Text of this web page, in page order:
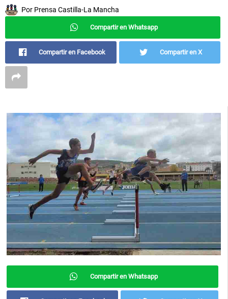
Por Prensa Castilla-La Mancha
Compartir en Whatsapp
Compartir en Facebook Compartir en X
Compartir en Whatsapp